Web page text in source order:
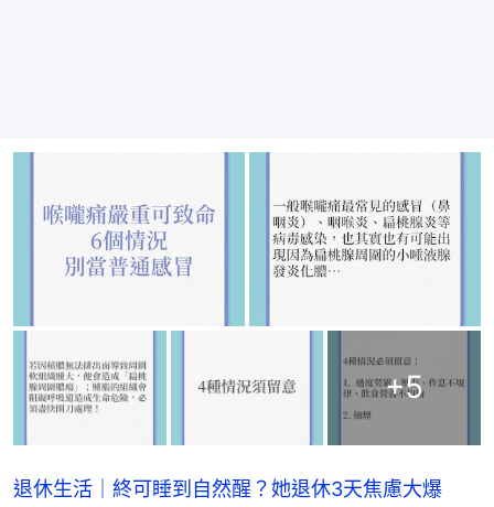
+5
退休生活｜終可睡到自然醒？她退休3天焦慮大爆